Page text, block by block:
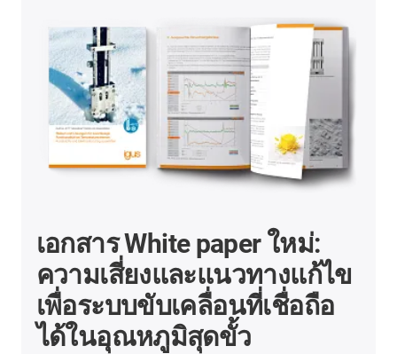
เอกสาร White paper ใหม่:
ความเสี่ยงและแนวทางแก้ไข
เพื่อระบบขับเคลื่อนที่เชื่อถือ
ได้ในอุณหภูมิสุดขั้ว